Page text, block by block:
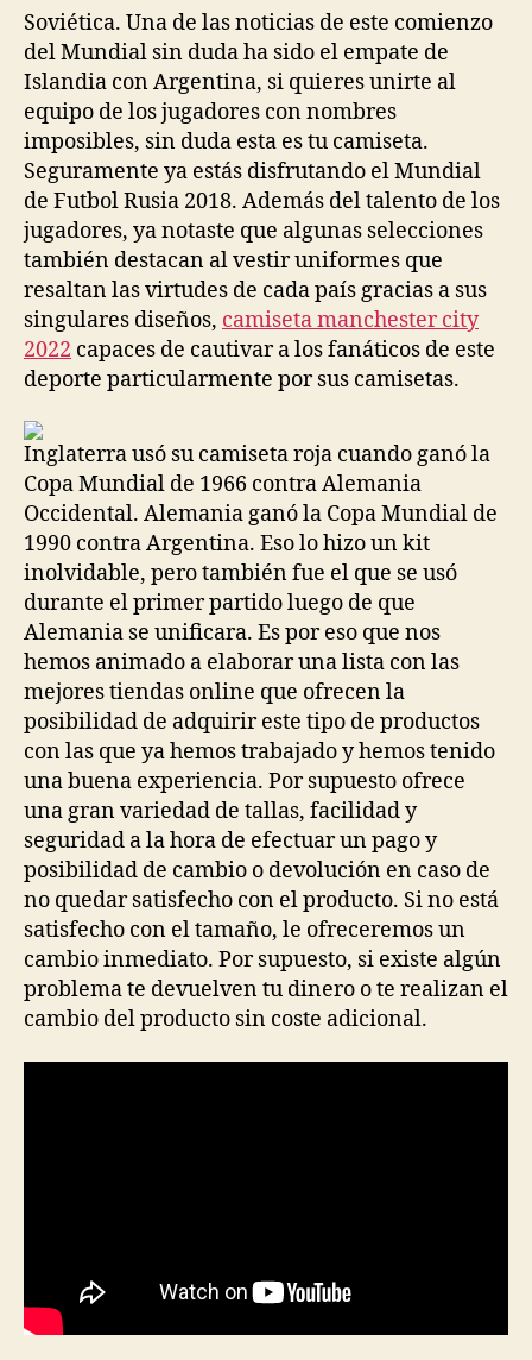
Soviética. Una de las noticias de este comienzo
del Mundial sin duda ha sido el empate de
Islandia con Argentina, si quieres unirte al
equipo de los jugadores con nombres
imposibles, sin duda esta es tu camiseta.
Seguramente ya estás disfrutando el Mundial
de Futbol Rusia 2018. Además del talento de los
jugadores, ya notaste que algunas selecciones
también destacan al vestir uniformes que
resaltan las virtudes de cada país gracias a sus
singulares diseños, camiseta manchester city
2022 capaces de cautivar a los fanáticos de este
deporte particularmente por sus camisetas.
Inglaterra usó su camiseta roja cuando ganó la
Copa Mundial de 1966 contra Alemania
Occidental. Alemania ganó la Copa Mundial de
1990 contra Argentina. Eso lo hizo un kit
inolvidable, pero también fue el que se usó
durante el primer partido luego de que
Alemania se unificara. Es por eso que nos
hemos animado a elaborar una lista con las
mejores tiendas online que ofrecen la
posibilidad de adquirir este tipo de productos
con las que ya hemos trabajado y hemos tenido
una buena experiencia. Por supuesto ofrece
una gran variedad de tallas, facilidad y
seguridad a la hora de efectuar un pago y
posibilidad de cambio o devolución en caso de
no quedar satisfecho con el producto. Si no está
satisfecho con el tamaño, le ofreceremos un
cambio inmediato. Por supuesto, si existe algún
problema te devuelven tu dinero o te realizan el
cambio del producto sin coste adicional.